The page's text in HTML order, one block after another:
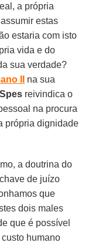
a própria
estas
estaria com isto
vida e do
sua verdade?
II
na sua
reivindica o
na procura
própria dignidade
a doutrina do
de juízo
que
dois males
que é possível
humano